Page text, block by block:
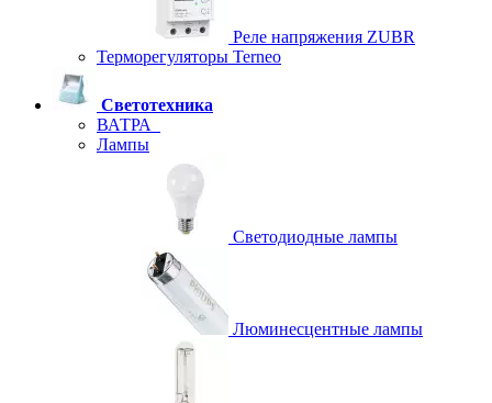
Реле напряжения ZUBR
Терморегуляторы Terneo
Светотехника
ВАТРА
Лампы
Светодиодные лампы
Люминесцентные лампы